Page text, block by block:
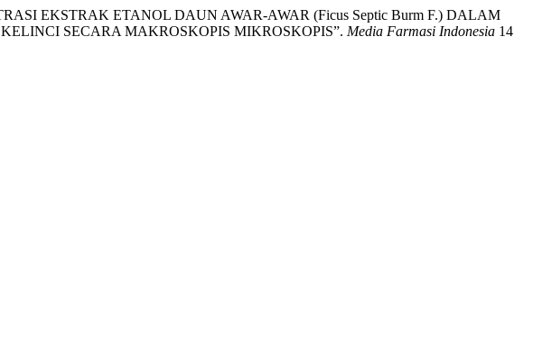
EKSTRAK ETANOL DAUN AWAR-AWAR (Ficus Septic Burm F.) DALAM
SECARA MAKROSKOPIS MIKROSKOPIS”. Media Farmasi Indonesia 14